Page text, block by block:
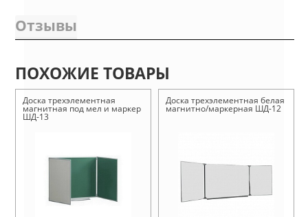
Отзывы
ПОХОЖИЕ ТОВАРЫ
Доска трехэлементная
магнитная под мел и маркер
ШД-13
Доска трехэлементная белая
магнитно/маркерная ШД-12